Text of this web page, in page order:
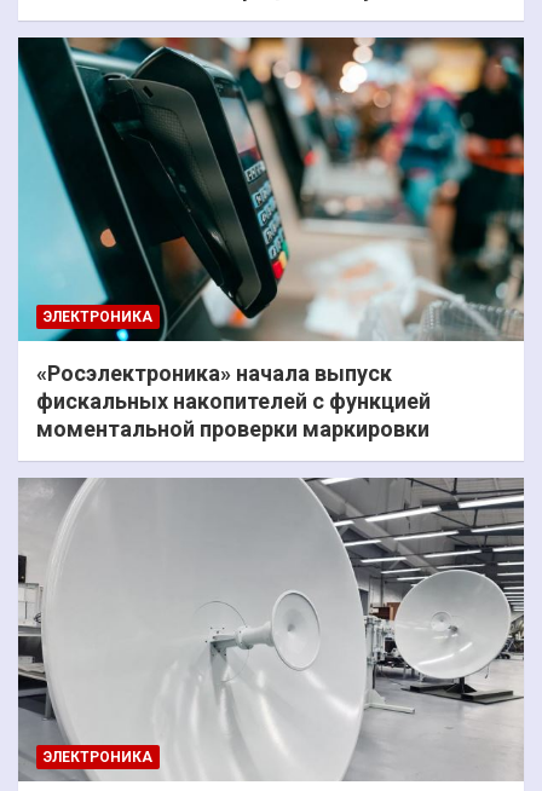
ЭЛЕКТРОНИКА
«Росэлектроника» начала выпуск
фискальных накопителей с функцией
моментальной проверки маркировки
ЭЛЕКТРОНИКА